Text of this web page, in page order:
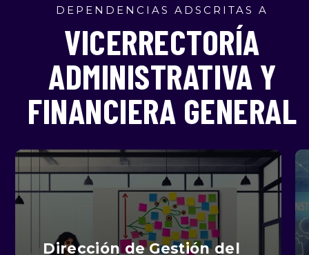
DEPENDENCIAS ADSCRITAS A
VICERRECTORÍA
ADMINISTRATIVA Y
FINANCIERA GENERAL
Dirección de Gestión del